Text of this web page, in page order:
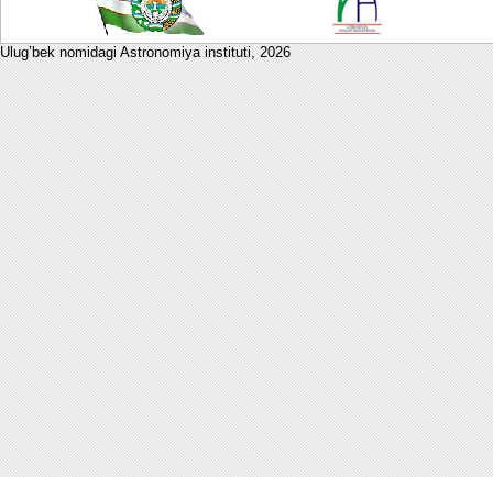
Ulug’bek nomidagi Astronomiya instituti,2026